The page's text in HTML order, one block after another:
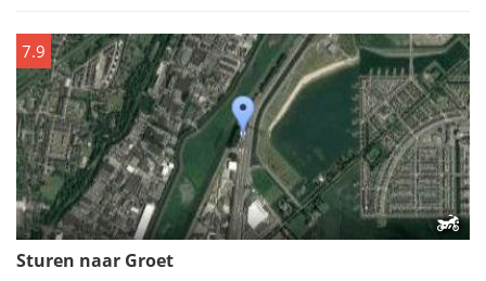
7.9
Sturen naar Groet